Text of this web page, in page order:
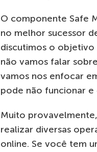
O componente Safe
no melhor sucessor
discutimos o objetivo
não vamos falar
vamos nos enfocar
pode não funcionar
Muito
realizar diversas
online. Se você tem